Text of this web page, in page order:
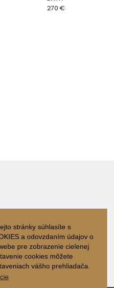
stránky súhlasíte s
a odovzdaním údajov o
pre zobrazenie cielenej
cookies môžete
vášho prehliadača.
270 €